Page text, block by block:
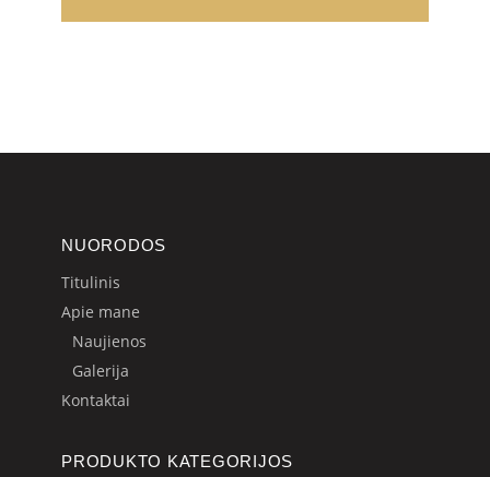
NUORODOS
Titulinis
Apie mane
Naujienos
Galerija
Kontaktai
PRODUKTO KATEGORIJOS